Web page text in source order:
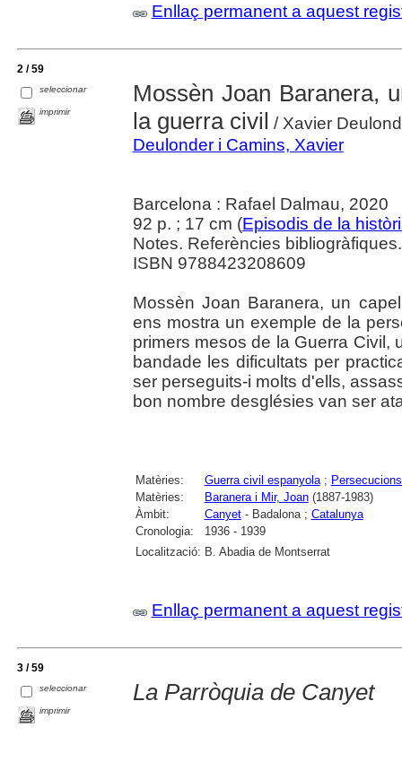
Enllaç permanent a aquest
2 / 59
seleccionar
imprimir
Mossèn Joan Baranera,
la guerra civil / Xavier
Deulonder i Camins, Xavier
Barcelona : Rafael Dalmau, 2020
92 p. ; 17 cm (Episodis de la
Notes. Referències bibliogràfiques.
ISBN 9788423208609
Mossèn Joan Baranera, un
ens mostra un exemple de la
primers mesos de la Guerra Civil,
bandade les dificultats per
ser perseguits-i molts d'ells,
bon nombre desglésies van ser
Matèries: Guerra civil espanyola;
Matèries:
Baranera i Mir, Joan(1887-1983)
Àmbit:
Canyet- Badalona ; Catalunya
Cronologia:
1936 - 1939
Localització: B. Abadia de Montserrat
Enllaç permanent a aquest
3 / 59
seleccionar
imprimir
La Parròquia de Canyet